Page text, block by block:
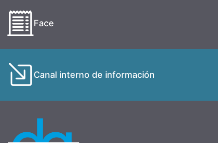
Face
Canal interno de información